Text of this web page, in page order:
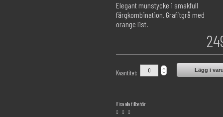
Elegant munstycke i smakfull
färgkombination. Grafitgrå med
orange list.
Kvantitet: Lägg i
Visa alla tillbehör